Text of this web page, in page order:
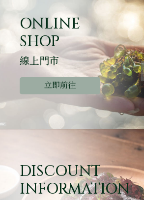
ONLINE
SHOP
線上門市
立即前往
DISCOUNT
INFORMATION